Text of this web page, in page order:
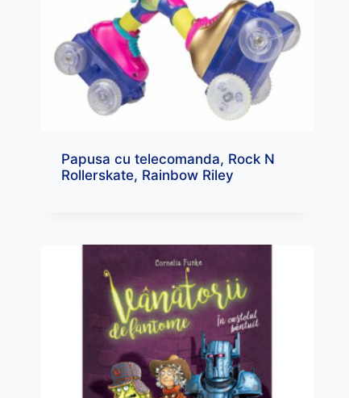
Papusa cu telecomanda, Rock N
Rollerskate, Rainbow Riley